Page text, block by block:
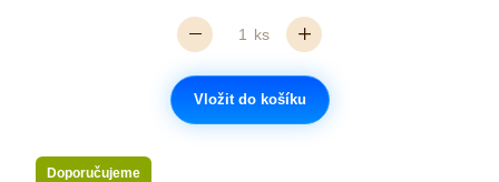
ks
Vložit do košíku
Doporučujeme